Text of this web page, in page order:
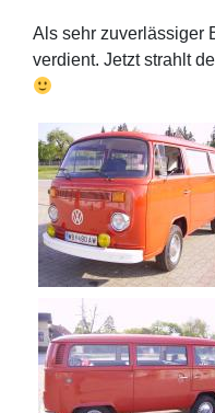
Als sehr zuverlässiger
verdient. Jetzt strahlt